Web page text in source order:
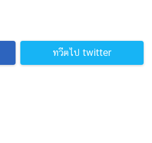
ทวีตไป twitter